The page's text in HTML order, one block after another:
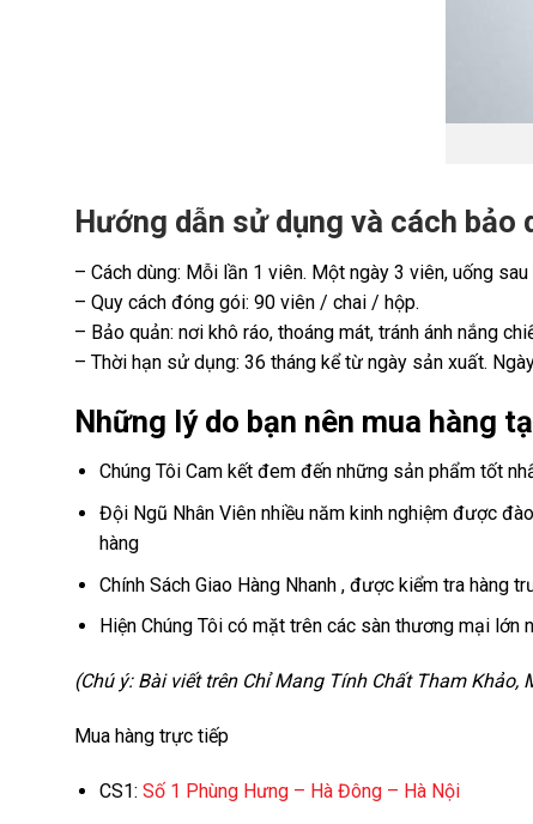
Hướng dẫn sử dụng và cách bảo
– Cách dùng: Mỗi lần 1 viên. Một ngày 3 viên, uống sau
– Quy cách đóng gói: 90 viên / chai / hộp.
– Bảo quản: nơi khô ráo, thoáng mát, tránh ánh nắng
– Thời hạn sử dụng: 36 tháng kể từ ngày sản xuất.
Những lý do bạn nên mua hàng
Chúng Tôi Cam kết đem đến những sản phẩm tốt
Đội Ngũ Nhân Viên nhiều năm kinh nghiệm được
hàng
Chính Sách Giao Hàng Nhanh , được kiểm tra hàng
Hiện Chúng Tôi có mặt trên các sàn thương mại lớn
(Chú ý: Bài viết trên Chỉ Mang Tính Chất Tham
Mua hàng trực tiếp
CS1: Số 1 Phùng Hưng – Hà Đông – Hà Nội